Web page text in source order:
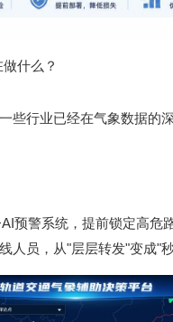
什么？
些行业已经在气象数据的
预警系统，提前锁定高危
人员，从"层层转发"变成"